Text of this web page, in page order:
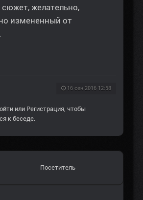
желательно,
измененный от
16 сен 2016 12:58
или Регистрация, чтобы
к беседе.
Посетитель